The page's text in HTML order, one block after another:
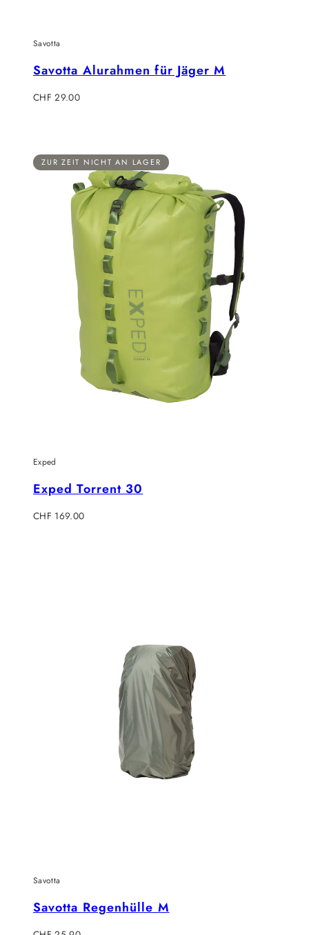
Savotta
Savotta Alurahmen für Jäger M
Regulärer
CHF 29.00
ZUR ZEIT NICHT AN LAGER
Exped
Exped Torrent 30
Regulärer
CHF 169.00
Savotta
Savotta Regenhülle M